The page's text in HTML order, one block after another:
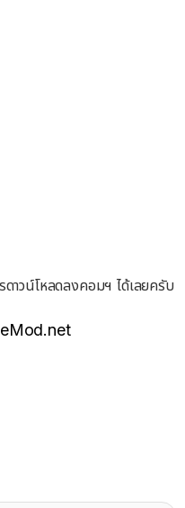
าวน์โหลดลงคอมฯ ได้เลยครับ